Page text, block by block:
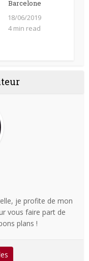
Barcelone
18/06/2019
4 min read
je profite de mon
vous faire part de
plans !